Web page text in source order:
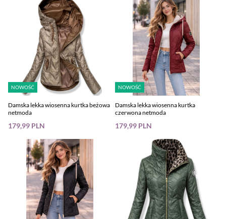
NOWOŚĆ
Damska lekka wiosenna kurtka beżowa
netmoda
179,99 PLN
NOWOŚĆ
Damska lekka wiosenna kurtka
czerwona netmoda
179,99 PLN